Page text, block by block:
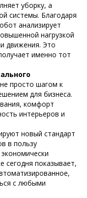
уборку, а
системы. Благодаря
анализирует
нагрузкой
движения. Это
именно тот
просто шагом к
для бизнеса.
комфорт
интерьеров и
новый стандарт
в пользу
сегодня показывает,
с любыми